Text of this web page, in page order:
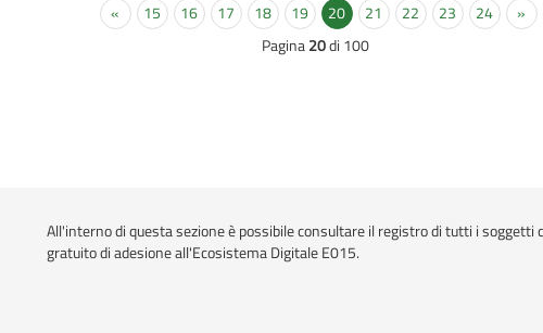
« 15 16 17 18 19 20 21 22 23 24
»
Pagina20di 100
All'interno di questa sezione è possibile consultare il registro di tutti i
gratuito di adesione all'Ecosistema Digitale E015.